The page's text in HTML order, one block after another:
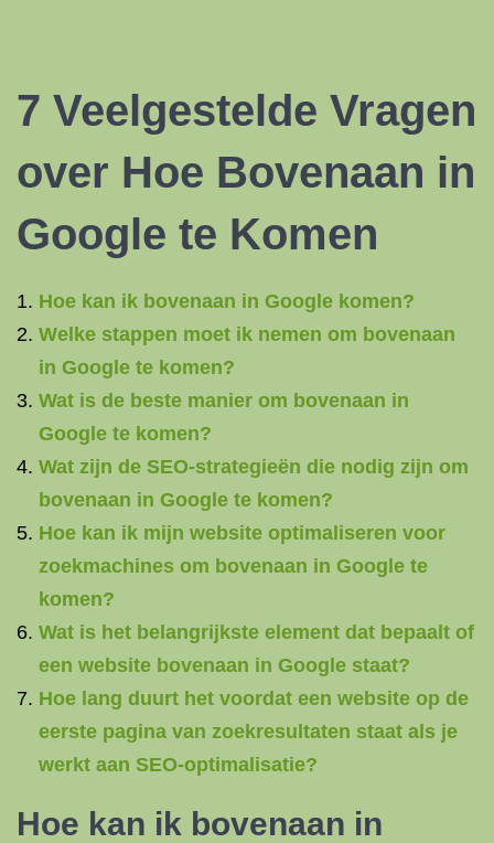
7 Veelgestelde Vragen
over Hoe Bovenaan in
Google te Komen
Hoe kan ik bovenaan in Google komen?
Welke stappen moet ik nemen om bovenaan
in Google te komen?
Wat is de beste manier om bovenaan in
Google te komen?
Wat zijn de SEO-strategieën die nodig zijn om
bovenaan in Google te komen?
Hoe kan ik mijn website optimaliseren voor
zoekmachines om bovenaan in Google te
komen?
Wat is het belangrijkste element dat bepaalt of
een website bovenaan in Google staat?
Hoe lang duurt het voordat een website op de
eerste pagina van zoekresultaten staat als je
werkt aan SEO-optimalisatie?
Hoe kan ik bovenaan in